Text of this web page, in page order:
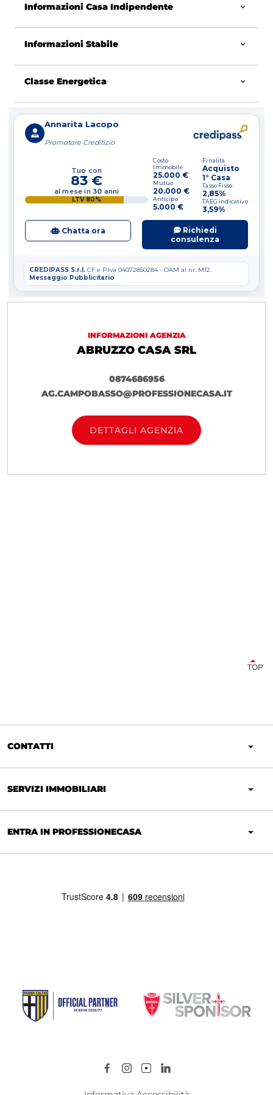
secondo i propri gusti ed esigenze,
La posizione strategica, a pochi chilometri da
Campobasso e sul corso principale del paese,
rende questa soluzione ancora più interessante
?? Prezzo ribassato: un’opportunità da non
perdere!
Ideale come seconda casa, sia estiva che
invernale, oppure come investimento.
?? Per informazioni e visite contattaci (anche su
WhatsApp al +39 350 8182506)
?? Oppure vieni a trovarci in agenzia
?? Seguici anche sui nostri canali social
Codice rif. V1925
Informazioni Casa Indipendente
Informazioni Stabile
Classe Energetica
INFORMAZIONI AGENZIA
ABRUZZO CASA SRL
0874686956
AG.CAMPOBASSO@PROFESSIONECASA.IT
DETTAGLI AGENZIA
TOP
CONTATTI
SERVIZI IMMOBILIARI
ENTRA IN PROFESSIONECASA